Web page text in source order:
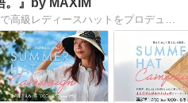
。』by MAXIM
ミナト街と異国情緒神戸の街で高級レディースハットをプロデュースする『ＭＡＸＩＭ（マキシン）』です。本店ショップ、デザイナー、帽子職人など帽子に熱い思いを届けます